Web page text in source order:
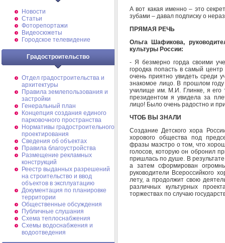
Новости
Статьи
Фоторепортажи
Видеосюжеты
Городское телевидение
Градостроительство
Отдел градостроительства и
архитектуры
Правила землепользования и
застройки
Генеральный план
Концепция создания единого
парковочного пространства
Нормативы градостроительного
проектирования
Сведения об объектах
Правила благоустройства
Размещение рекламных
конструкций
Реестр выданных разрешений
на строительство и ввод
объектов в эксплуатацию
Документация по планировке
территории
Общественные обсуждения
Публичные слушания
Схема теплоснабжения
Схемы водоснабжения и
водоотведения
А вот какая именно – это
зубами – давал подписку о
ПРЯМАЯ РЕЧЬ
Ольга Шафикова,
культуры России:
- Я безмерно горда своими
городка попасть в самый
очень приятно увидеть среди
знакомое лицо. В прошлом
училище им. М.И. Глинке, я его
президентом я увидела за
лицо! Было очень радостно и
ЧТОБ ВЫ ЗНАЛИ
Создание Детского хора
хорового общества под
фразы маэстро о том, что
голосов, которую он обронил
пришлась по душе. В
а затем сформирован
руководители Всероссийкого
лету, а продолжит свою
различных культурных
торжествах по случаю